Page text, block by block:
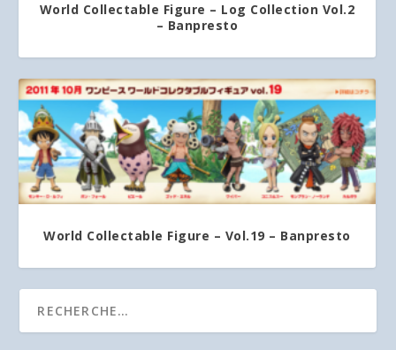
World Collectable Figure – Log Collection Vol.2
– Banpresto
World Collectable Figure – Vol.19 – Banpresto